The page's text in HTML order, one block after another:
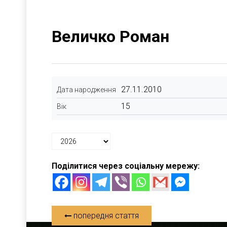
Величко Роман
Дата народження 27.11.2010
Вік 15
Поділитися через соціальну мережу:
попередня стаття